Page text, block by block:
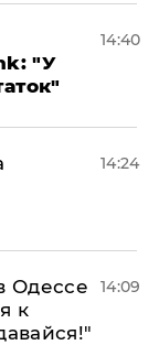
"У
14:40
14:24
Одессе
к
14:09